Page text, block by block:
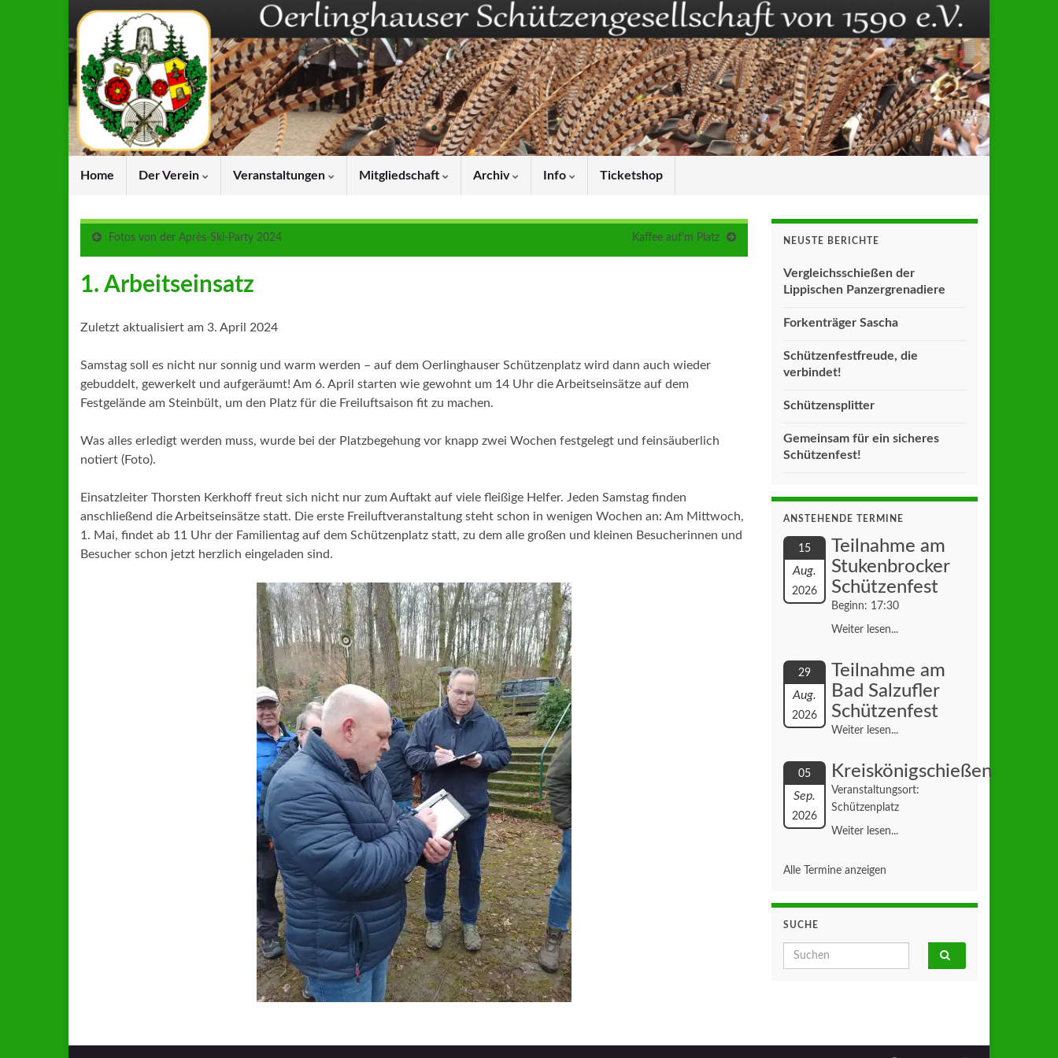
Home Der Verein Veranstaltungen Mitgliedschaft Archiv Info Ticketshop
Fotos von der Après-Ski-Party 2024 Kaffee auf’m Platz
1. Arbeitseinsatz
Zuletzt aktualisiert am 3. April 2024
Samstag soll es nicht nur sonnig und warm werden – auf dem Oerlinghauser Schützenplatz wird dann auch wieder
gebuddelt, gewerkelt und aufgeräumt! Am 6. April starten wie gewohnt um 14 Uhr die Arbeitseinsätze auf dem
Festgelände am Steinbült, um den Platz für die Freiluftsaison fit zu machen.
Was alles erledigt werden muss, wurde bei der Platzbegehung vor knapp zwei Wochen festgelegt und feinsäuberlich
notiert (Foto).
Einsatzleiter Thorsten Kerkhoff freut sich nicht nur zum Auftakt auf viele fleißige Helfer. Jeden Samstag finden
anschließend die Arbeitseinsätze statt. Die erste Freiluftveranstaltung steht schon in wenigen Wochen an: Am Mittwoch,
1. Mai, findet ab 11 Uhr der Familientag auf dem Schützenplatz statt, zu dem alle großen und kleinen Besucherinnen und
Besucher schon jetzt herzlich eingeladen sind.
NEUSTE BERICHTE
Vergleichsschießen der
Lippischen Panzergrenadiere
Forkenträger Sascha
Schützenfestfreude, die
verbindet!
Schützensplitter
Gemeinsam für ein sicheres
Schützenfest!
ANSTEHENDE TERMINE
15
Aug.
2026
Teilnahme am
Stukenbrocker
Schützenfest
Beginn: 17:30
Weiter lesen...
29
Aug.
2026
Teilnahme am
Bad Salzufler
Schützenfest
Weiter lesen...
05
Sep.
2026
Kreiskönigschießen
Veranstaltungsort:
Schützenplatz
Weiter lesen...
Alle Termine anzeigen
SUCHE
Search for: